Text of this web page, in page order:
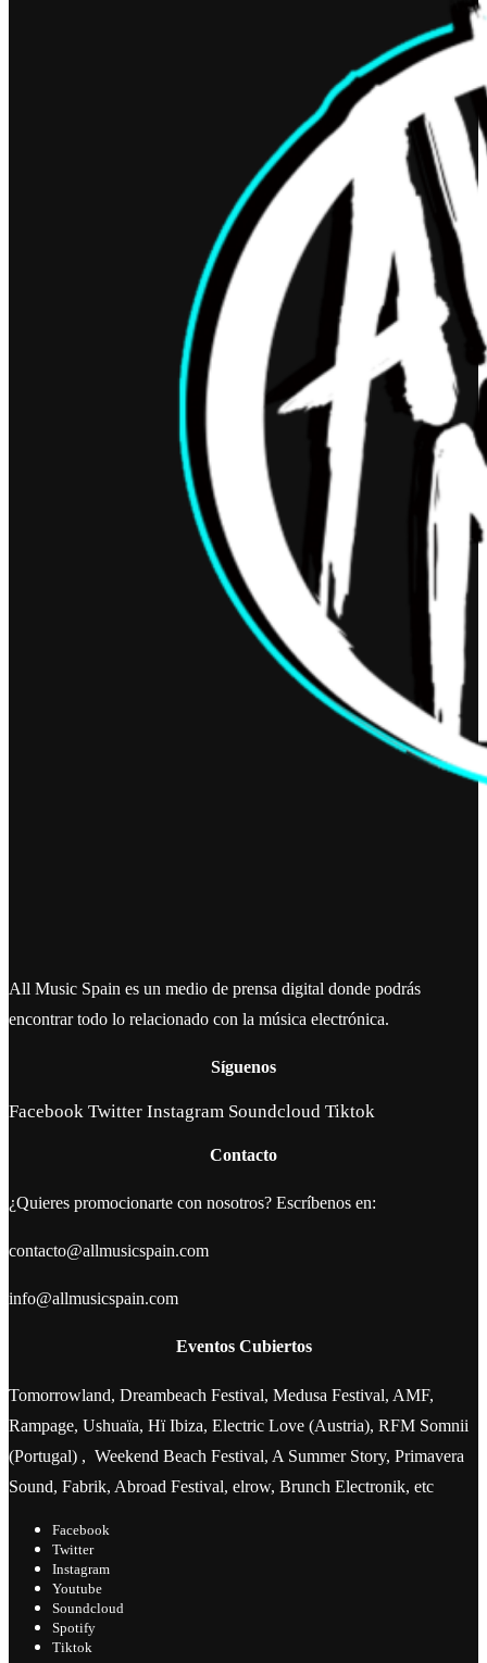
All Music Spain es un medio de prensa digital donde podrás
encontrar todo lo relacionado con la música electrónica.
Síguenos
Facebook Twitter Instagram Soundcloud Tiktok
Contacto
¿Quieres promocionarte con nosotros? Escríbenos en:
contacto@allmusicspain.com
info@allmusicspain.com
Eventos Cubiertos
Tomorrowland, Dreambeach Festival, Medusa Festival, AMF,
Rampage, Ushuaïa, Hï Ibiza, Electric Love (Austria), RFM Somnii
(Portugal) , Weekend Beach Festival, A Summer Story, Primavera
Sound, Fabrik, Abroad Festival, elrow, Brunch Electronik, etc
Facebook
Twitter
Instagram
Youtube
Soundcloud
Spotify
Tiktok